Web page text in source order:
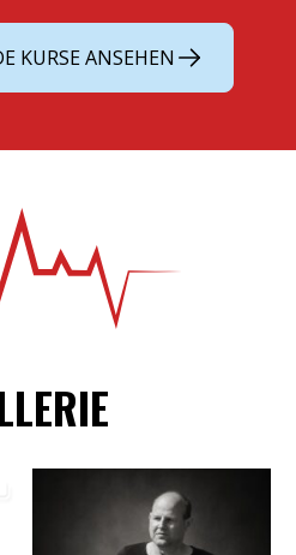
KURSE ANSEHEN